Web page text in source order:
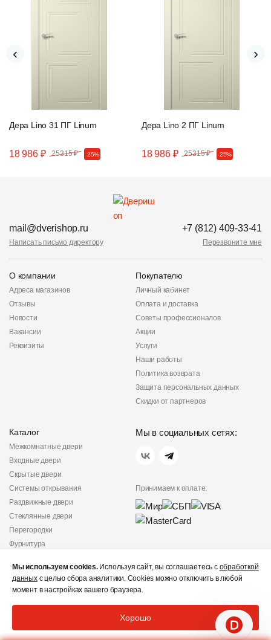
Дера Lino 31 ПГ Linum
18 986 ₽ 25315 ₽ -25%
Дера Lino 2 ПГ Linum
18 986 ₽ 25315 ₽ -25%
‹ ›
mail@dverishop.ru
Написать письмо директору
+7 (812) 409-33-41
Перезвоните мне
О компании
Адреса магазинов
Отзывы
Новости
Вакансии
Реквизиты
Покупателю
Личный кабинет
Оплата и доставка
Советы профессионалов
Акции
Услуги
Наши работы
Политика возврата
Защита персональных данных
Скидки от партнеров
Каталог
Межкомнатные двери
Входные двери
Скрытые двери
Системы открывания
Раздвижные двери
Стеклянные двери
Перегородки
Фурнитура
Мы в социальных сетях:
Принимаем к оплате:
конфиденциальности
Не является публичной
© «Дверишоп» 2012 - 2026
Мы используем cookies.Используя сайт, вы соглашаетесь с обработкой
данныхс целью сбора аналитики. Cookies можно отключить в любой
момент в настройках вашего браузера.
Хорошо